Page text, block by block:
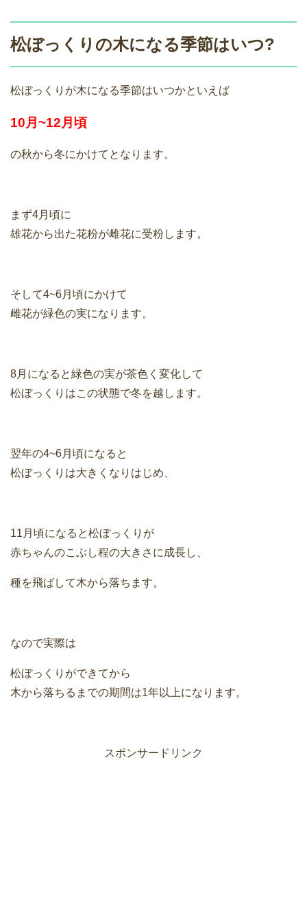
松ぼっくりの木になる季節はいつ?
松ぼっくりが木になる季節はいつかといえば
10月~12月頃
の秋から冬にかけてとなります。
まず4月頃に
雄花から出た花粉が雌花に受粉します。
そして4~6月頃にかけて
雌花が緑色の実になります。
8月になると緑色の実が茶色く変化して
松ぼっくりはこの状態で冬を越します。
翌年の4~6月頃になると
松ぼっくりは大きくなりはじめ、
11月頃になると松ぼっくりが
赤ちゃんのこぶし程の大きさに成長し、
種を飛ばして木から落ちます。
なので実際は
松ぼっくりができてから
木から落ちるまでの期間は1年以上になります。
スポンサードリンク